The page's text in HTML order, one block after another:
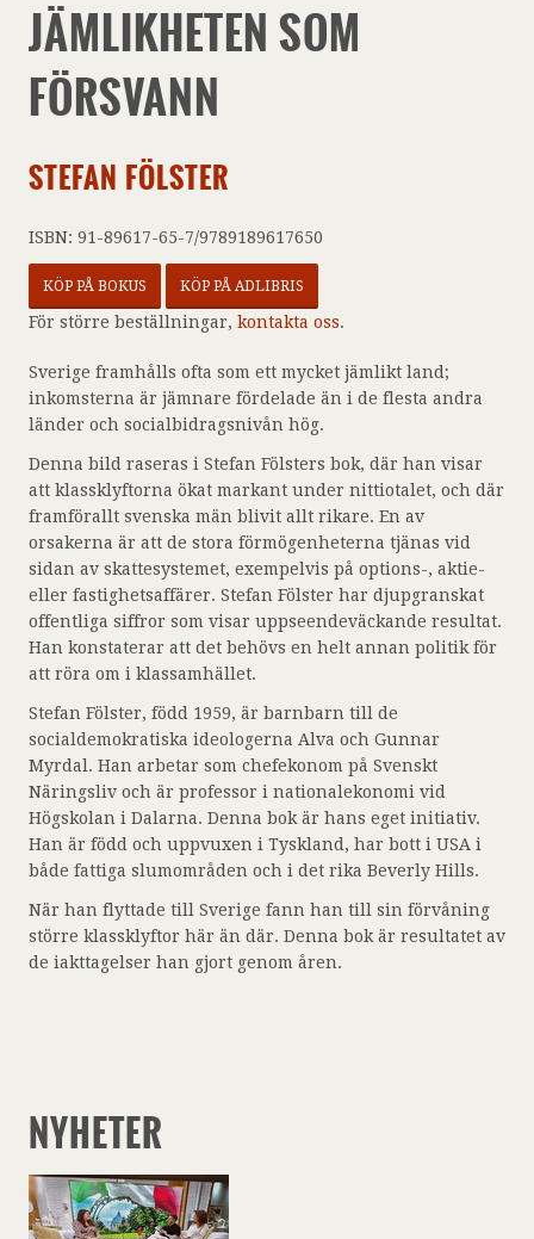
JÄMLIKHETEN SOM
FÖRSVANN
STEFAN FÖLSTER
ISBN: 91-89617-65-7/9789189617650
KÖP PÅ BOKUS KÖP PÅ ADLIBRIS
För större beställningar, kontakta oss.
Sverige framhålls ofta som ett mycket jämlikt land;
inkomsterna är jämnare fördelade än i de flesta andra
länder och socialbidragsnivån hög.
Denna bild raseras i Stefan Fölsters bok, där han visar
att klassklyftorna ökat markant under nittiotalet, och där
framförallt svenska män blivit allt rikare. En av
orsakerna är att de stora förmögenheterna tjänas vid
sidan av skattesystemet, exempelvis på options-, aktie-
eller fastighetsaffärer. Stefan Fölster har djupgranskat
offentliga siffror som visar uppseendeväckande resultat.
Han konstaterar att det behövs en helt annan politik för
att röra om i klassamhället.
Stefan Fölster, född 1959, är barnbarn till de
socialdemokratiska ideologerna Alva och Gunnar
Myrdal. Han arbetar som chefekonom på Svenskt
Näringsliv och är professor i nationalekonomi vid
Högskolan i Dalarna. Denna bok är hans eget initiativ.
Han är född och uppvuxen i Tyskland, har bott i USA i
både fattiga slumområden och i det rika Beverly Hills.
När han flyttade till Sverige fann han till sin förvåning
större klassklyftor här än där. Denna bok är resultatet av
de iakttagelser han gjort genom åren.
NYHETER